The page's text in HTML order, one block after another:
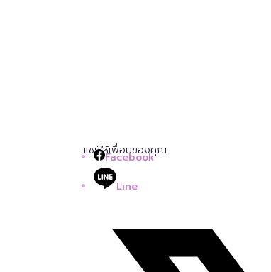
แชร์ให้เพื่อนของคุณ
Facebook
Line